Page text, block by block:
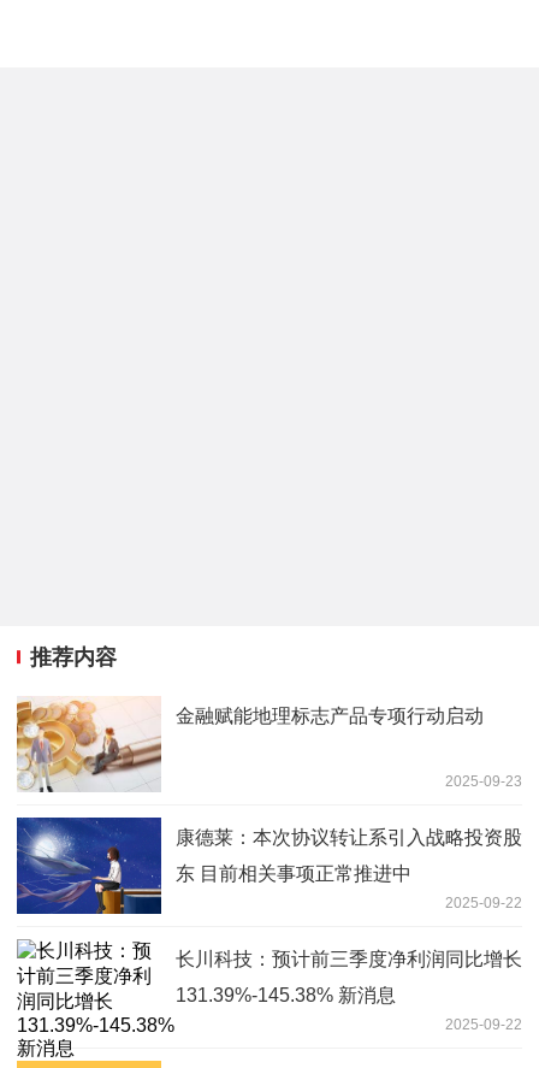
推荐内容
金融赋能地理标志产品专项行动启动
2025-09-23
康德莱：本次协议转让系引入战略投资股
东 目前相关事项正常推进中
2025-09-22
长川科技：预计前三季度净利润同比增长
131.39%-145.38% 新消息
2025-09-22